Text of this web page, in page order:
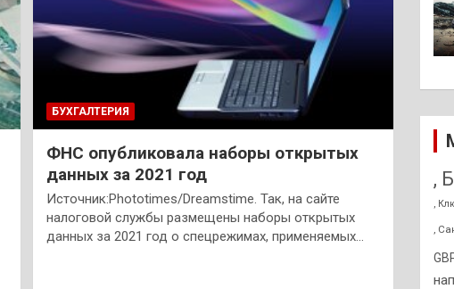
БУХГАЛТЕРИЯ
ФНС опубликовала наборы открытых
данных за 2021 год
Источник:Phototimes/Dreamstime. Так, на сайте
налоговой службы размещены наборы открытых
данных за 2021 год о спецрежимах, применяемых…
,
,
,